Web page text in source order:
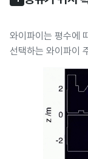
와이파이는 평수에
선택하는 와이파이